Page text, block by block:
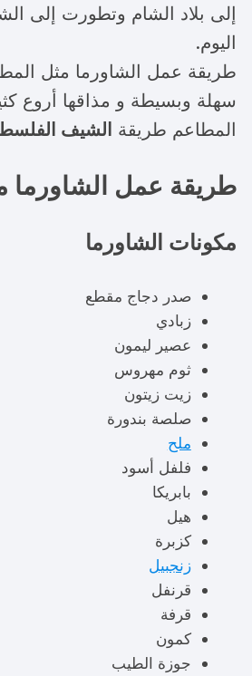
إلى بلاد الشام وتطورت إلى
اليوم.
طريقة عمل الشاورما مثل
سهلة وبسيطة و مذاقها أروع
المطاعم طريقة الشيف
طريقة عمل الشاورما
مكونات الشاورما
صدر دجاج مقطع
زبادي
عصير ليمون
ثوم مهروس
زيت زيتون
صلصة بندورة
ملح
فلفل أسود
بابريكا
هيل
كزبرة
زنجبيل
قرنفل
قرفة
كمون
جوزة الطيب